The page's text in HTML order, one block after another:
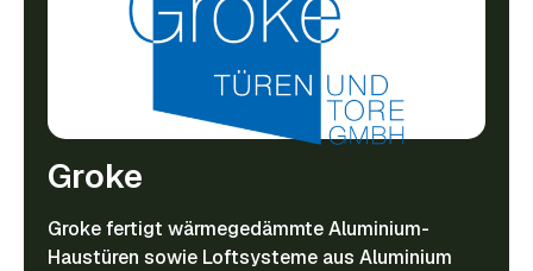
Groke
Groke fertigt wärmegedämmte Aluminium-
Haustüren sowie Loftsysteme aus Aluminium